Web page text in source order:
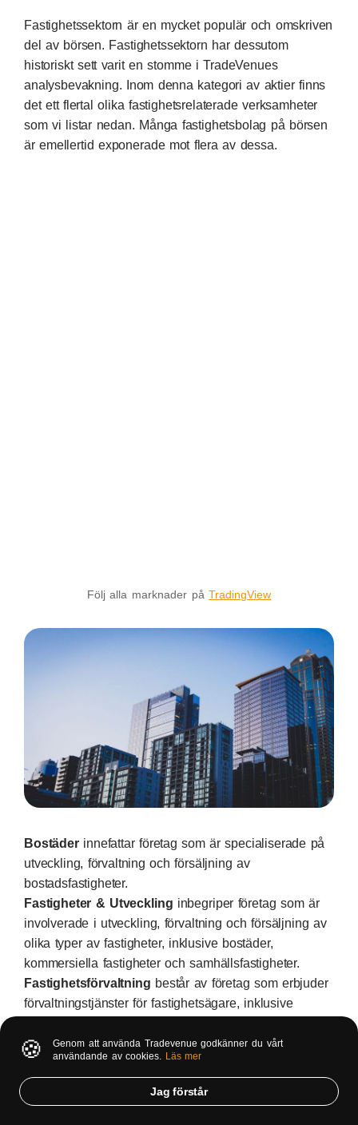
Fastighetssektorn är en mycket populär och omskriven
del av börsen. Fastighetssektorn har dessutom
historiskt sett varit en stomme i TradeVenues
analysbevakning. Inom denna kategori av aktier finns
det ett flertal olika fastighetsrelaterade verksamheter
som vi listar nedan. Många fastighetsbolag på börsen
är emellertid exponerade mot flera av dessa.
Följ alla marknader påTradingView
Bostäder innefattar företag som är specialiserade på
utveckling, förvaltning och försäljning av
bostadsfastigheter.
Fastigheter & Utveckling inbegriper företag som är
involverade i utveckling, förvaltning och försäljning av
olika typer av fastigheter, inklusive bostäder,
kommersiella fastigheter och samhällsfastigheter.
Fastighetsförvaltning består av företag som erbjuder
förvaltningstjänster för fastighetsägare, inklusive
Fastighetsinvesteringarär en underkategori som
innefattar företag som investerar i olika typer av
fastigheter med målet att generera avkastning genom
uthyrning eller försäljning av fastigheterna.
🍪
Genom att använda Tradevenue godkänner du vårt
användande av cookies. Läs mer
Jag förstår